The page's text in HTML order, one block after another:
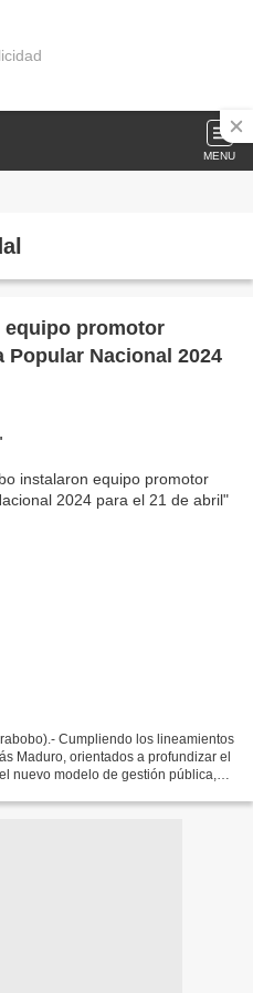
MENU
equipo promotor
Popular Nacional 2024
Cumpliendo los lineamientos
Maduro, orientados a profundizar el
nuevo modelo de gestión pública,